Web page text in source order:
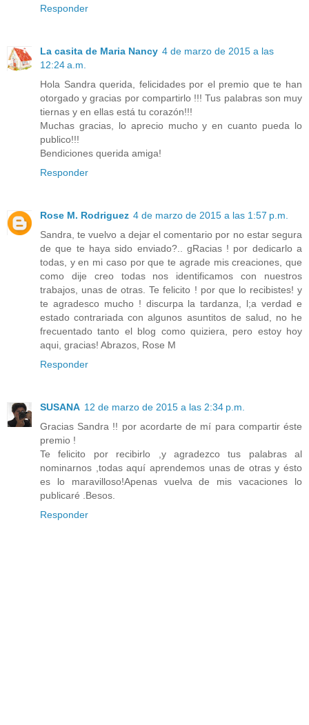
Responder
La casita de Maria Nancy 4 de marzo de 2015 a las
12:24 a.m.
Hola Sandra querida, felicidades por el premio que te han
otorgado y gracias por compartirlo !!! Tus palabras son muy
tiernas y en ellas está tu corazón!!!
Muchas gracias, lo aprecio mucho y en cuanto pueda lo
publico!!!
Bendiciones querida amiga!
Responder
Rose M. Rodriguez 4 de marzo de 2015 a las 1:57 p.m.
Sandra, te vuelvo a dejar el comentario por no estar segura
de que te haya sido enviado?.. gRacias ! por dedicarlo a
todas, y en mi caso por que te agrade mis creaciones, que
como dije creo todas nos identificamos con nuestros
trabajos, unas de otras. Te felicito ! por que lo recibistes! y
te agradesco mucho ! discurpa la tardanza, l;a verdad e
estado contrariada con algunos asuntitos de salud, no he
frecuentado tanto el blog como quiziera, pero estoy hoy
aqui, gracias! Abrazos, Rose M
Responder
SUSANA 12 de marzo de 2015 a las 2:34 p.m.
Gracias Sandra !! por acordarte de mí para compartir éste
premio !
Te felicito por recibirlo ,y agradezco tus palabras al
nominarnos ,todas aquí aprendemos unas de otras y ésto
es lo maravilloso!Apenas vuelva de mis vacaciones lo
publicaré .Besos.
Responder